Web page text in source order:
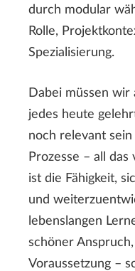
durch modular
Rolle,
Spezialisierung.
Dabei müssen wir
jedes heute
noch relevant
Prozesse – all
ist die Fähigkeit,
und
lebenslangen
schöner
Voraussetzung –